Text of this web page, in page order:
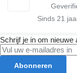
Sinds 21
Schrijf je in om nieuwe
Abonneren